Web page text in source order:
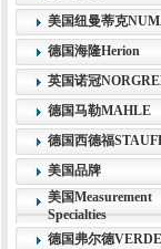
美国纽曼蒂克
德国海隆Herion
英国诺冠
德国马勒MAHLE
德国西德福
美国品牌
美国Measurement
Specialties
德国弗尔德